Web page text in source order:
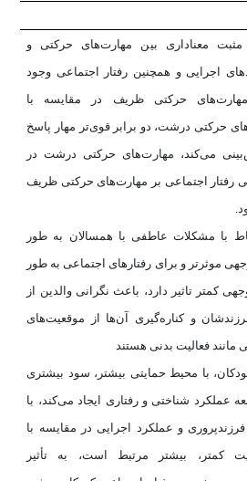
مثبت معناداری بین مهارت‌های حرکتی و
اجرایی و همچنین رفتار اجتماعی وجود
مهارت‌های حرکتی ظریف در مقایسه با
حرکتی درشت، دو برابر قوی‌تر‌ مهار پاسخ
می‌کند، مهارت‌های حرکتی درشت در
رفتار اجتماعی بر مهارت‌های حرکتی ظریف
با مشکلات عاطفی با همسالان به طور
موثرتر و برای رفتارهای اجتماعی به طور
کمتر تاثیر دارد، باعث نگرانی والدین از
فرزندشان و کناره‌گیری آن‌ها از موقعیت‌های
مانند فعالیت بدنی هستند
با محیط حمایتی بیشتر، سود بیشتری
عملکرد شناختی و رفتاری ایجاد می‌کند، با
و عملکرد اجرایی در مقایسه با
کمتر، بیشتر مرتبط است، به تأثیر